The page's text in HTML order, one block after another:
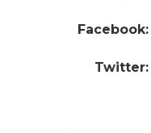
Facebook:
Twitter: